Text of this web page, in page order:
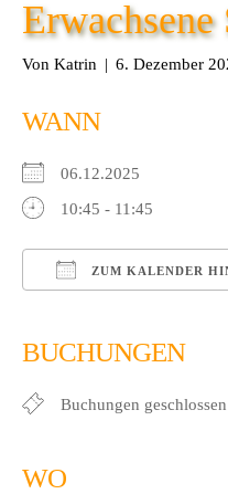
Erwachsene
Von Katrin | 6. Dezember
WANN
06.12.2025
10:45 - 11:45
ZUM KALENDER
BUCHUNGEN
Buchungen geschlossen
WO